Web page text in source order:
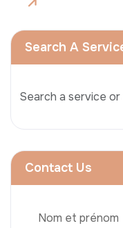
Search A
Contact Us